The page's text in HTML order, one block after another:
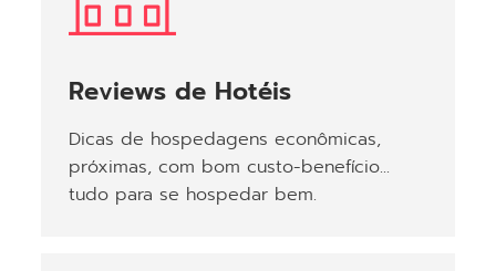
Reviews de Hotéis
Dicas de hospedagens econômicas,
próximas, com bom custo-benefício...
tudo para se hospedar bem.